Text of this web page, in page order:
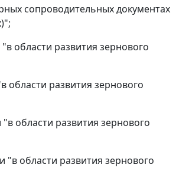
сопроводительных документах
области развития зернового
области развития зернового
области развития зернового
области развития зернового